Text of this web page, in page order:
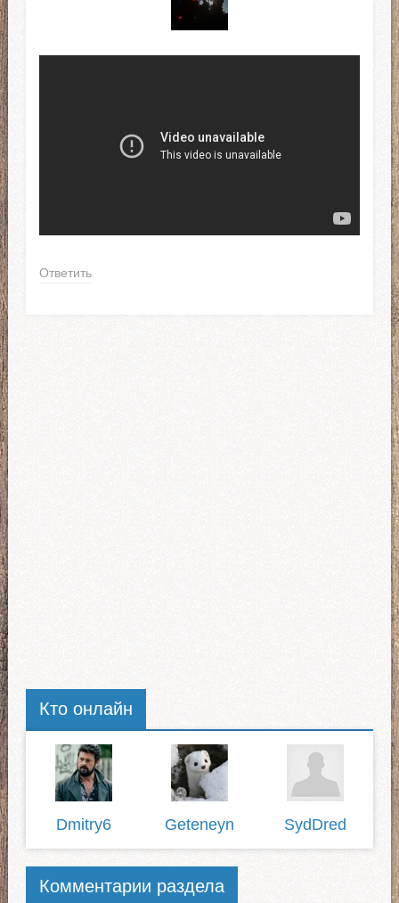
Ответить
Кто онлайн
Dmitry6 Geteneyn SydDred
Комментарии раздела